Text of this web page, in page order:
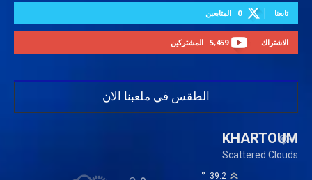
0 المتابعين تابعنا
5,459 المشتركين الاشتراك
الطقس في ملعبنا الان
KHARTOUM
Scattered Clouds
39.2
°